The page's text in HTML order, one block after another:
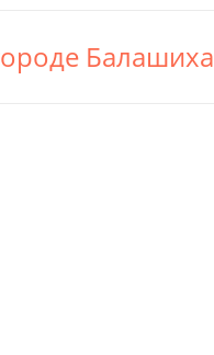
Балашиха